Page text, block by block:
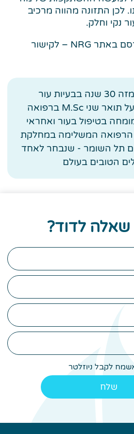
לכן התזונה מהווה מרכיב
נקי וחלק.
המאמר המקורי פורסם באתר NRG – לקישור
דוד פרלה מטפל מזה 30 שנה בבעיות עור
ברפואה סינית, בעל תואר שני M.Sc ברפואה
בטיפול בעור ואחראי
על הרפואה המשלימה במחלקת
תל השומר - שנבחר לאחד
הטובים בעולם
שאלה לדוד?
לקבל ניוזלטר